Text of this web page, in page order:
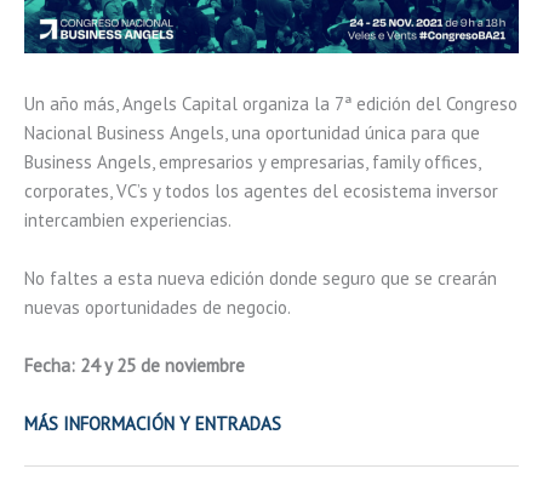
Un año más, Angels Capital organiza la 7ª edición del Congreso
Nacional Business Angels, una oportunidad única para que
Business Angels, empresarios y empresarias, family offices,
corporates, VC’s y todos los agentes del ecosistema inversor
intercambien experiencias.
No faltes a esta nueva edición donde seguro que se crearán
nuevas oportunidades de negocio.
Fecha: 24 y 25 de noviembre
MÁS INFORMACIÓN Y ENTRADAS